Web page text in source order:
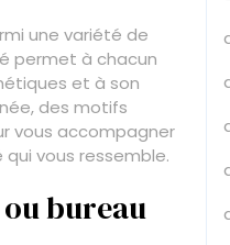
une variété de
permet à chacun
et à son
des motifs
vous accompagner
vous ressemble.
bureau